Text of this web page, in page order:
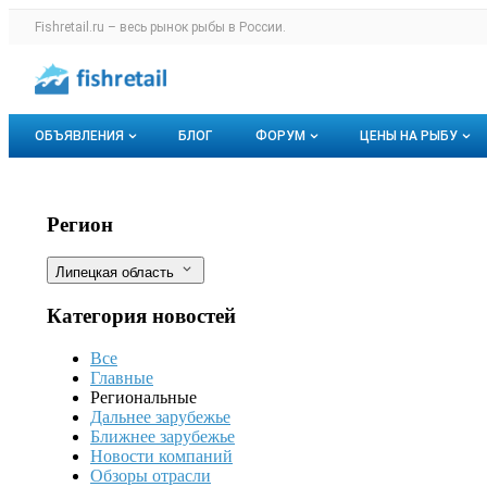
Раздел навигации по сайту fishretail.ru
Fishretail.ru – весь рынок рыбы в России.
Навигация по разделам сайта fishretail.ru
ОБЪЯВЛЕНИЯ
Горячее предложение
Мои объявления
БЛОГ ФОРУМ ЦЕНЫ НА РЫБУ
Липецкая область: Рыбоводы из
Фильтры
Регион
Липецкая область
Категория новостей
Все
Главные
Региональные
Дальнее зарубежье
Ближнее зарубежье
Новости компаний
Обзоры отрасли